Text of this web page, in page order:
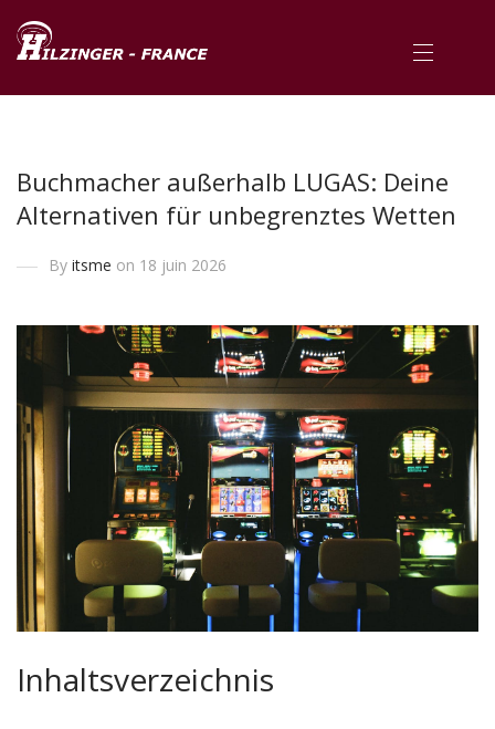
Buchmacher außerhalb LUGAS: Deine
Alternativen für unbegrenztes Wetten
By itsme on 18 juin 2026
Inhaltsverzeichnis